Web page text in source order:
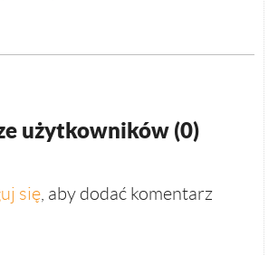
użytkowników (0)
się, aby dodać komentarz